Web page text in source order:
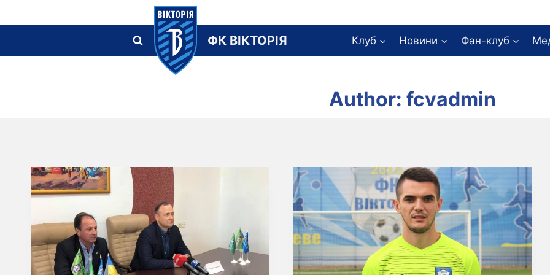
to
ФК ВІКТОРІЯ Клуб Новини Фан-клуб
Author: fcvadmin